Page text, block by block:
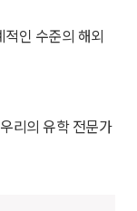
인 수준의 해외
리의 유학 전문가